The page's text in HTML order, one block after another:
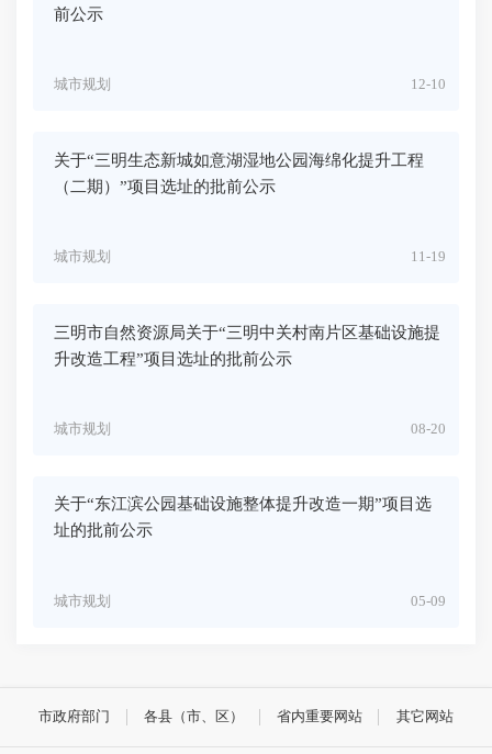
前公示
12-10
城市规划
关于“三明生态新城如意湖湿地公园海绵化提升工程
（二期）”项目选址的批前公示
11-19
城市规划
三明市自然资源局关于“三明中关村南片区基础设施提
升改造工程”项目选址的批前公示
08-20
城市规划
关于“东江滨公园基础设施整体提升改造一期”项目选
址的批前公示
05-09
城市规划
市政府部门 各县（市、区） 省内重要网站 其它网站